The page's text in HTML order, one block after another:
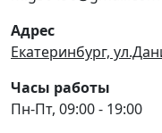
Адрес
Екатеринбург,
Часы работы
Пн-Пт, 09:00 - 19:00